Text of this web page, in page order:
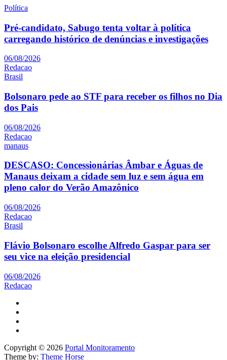
Política
Pré-candidato, Sabugo tenta voltar à política
carregando histórico de denúncias e investigações
06/08/2026
Redacao
Brasil
Bolsonaro pede ao STF para receber os filhos no Dia
dos Pais
06/08/2026
Redacao
manaus
DESCASO: Concessionárias Âmbar e Águas de
Manaus deixam a cidade sem luz e sem água em
pleno calor do Verão Amazônico
06/08/2026
Redacao
Brasil
Flávio Bolsonaro escolhe Alfredo Gaspar para ser
seu vice na eleição presidencial
06/08/2026
Redacao
Copyright © 2026 Portal Monitoramento
Theme by: Theme Horse